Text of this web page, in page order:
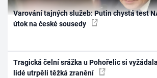
Varování tajných služeb: Putin chystá test
útok na české sousedy
Tragická čelní srážka u Pohořelic si
lidé utrpěli těžká zranění